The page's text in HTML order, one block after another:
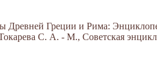
Греции и Рима:
С. А. - М., Советская